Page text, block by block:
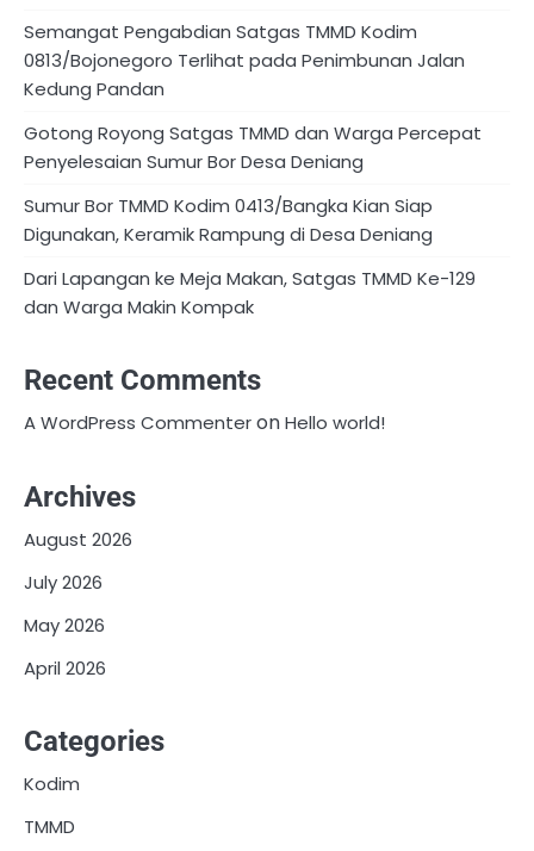
Semangat Pengabdian Satgas TMMD Kodim
0813/Bojonegoro Terlihat pada Penimbunan Jalan
Kedung Pandan
Gotong Royong Satgas TMMD dan Warga Percepat
Penyelesaian Sumur Bor Desa Deniang
Sumur Bor TMMD Kodim 0413/Bangka Kian Siap
Digunakan, Keramik Rampung di Desa Deniang
Dari Lapangan ke Meja Makan, Satgas TMMD Ke-129
dan Warga Makin Kompak
Recent Comments
A WordPress CommenteronHello world!
Archives
August 2026
July 2026
May 2026
April 2026
Categories
Kodim
TMMD